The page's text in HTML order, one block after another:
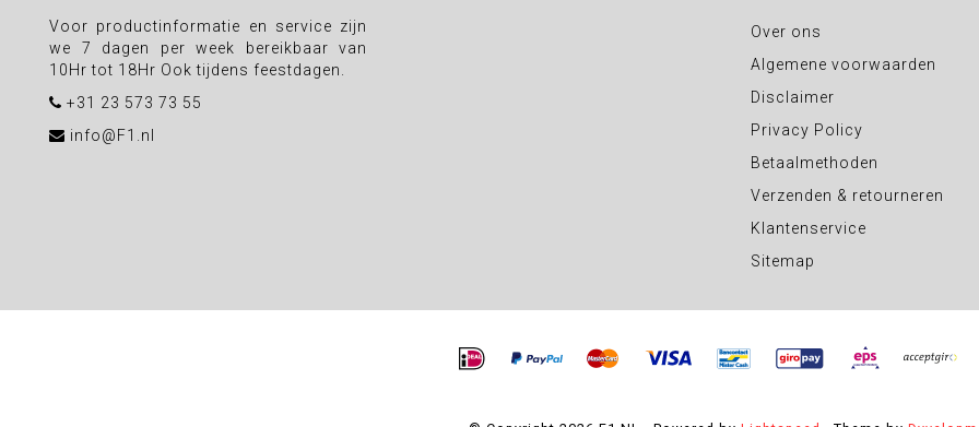
Voor productinformatie en service zijn
we 7 dagen per week bereikbaar van
10Hr tot 18Hr Ook tijdens feestdagen.
+31 23 573 73 55
info@F1.nl
Over ons
Algemene voorwaarden
Disclaimer
Privacy Policy
Betaalmethoden
Verzenden & retourneren
Klantenservice
Sitemap